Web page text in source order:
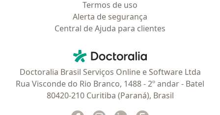
Termos de uso
Alerta de segurança
Central de Ajuda para clientes
Doctoralia - Homepage
Doctoralia Brasil Serviços Online e Software Ltda
Rua Visconde do Rio Branco, 1488 - 2º andar - Batel
80420-210 Curitiba (Paraná), Brasil